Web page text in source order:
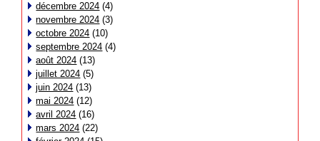
décembre 2024 (4)
novembre 2024 (3)
octobre 2024 (10)
septembre 2024 (4)
août 2024 (13)
juillet 2024 (5)
juin 2024 (13)
mai 2024 (12)
avril 2024 (16)
mars 2024 (22)